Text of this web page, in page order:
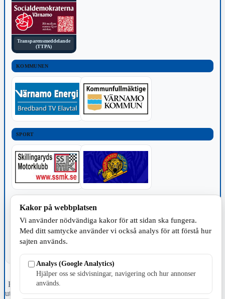
Transparensmeddelande
(TTPA)
KOMMUNEN
SPORT
Fristående webbtidningsföretag grundat 1991 som sedan 2002 ger
ut tidningen Skillingaryd.nu och 2010 lanserades Värnamo.nu. Från
Kakor på webbplatsen
Vi använder nödvändiga kakor för att sidan ska fungera.
Med ditt samtycke använder vi också analys för att förstå hur
sajten används.
Analys (Google Analytics)
Hjälper oss se sidvisningar, navigering och hur annonser
används.